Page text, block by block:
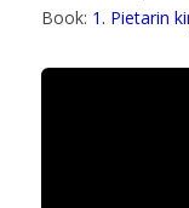
Book: 1. Pietarin